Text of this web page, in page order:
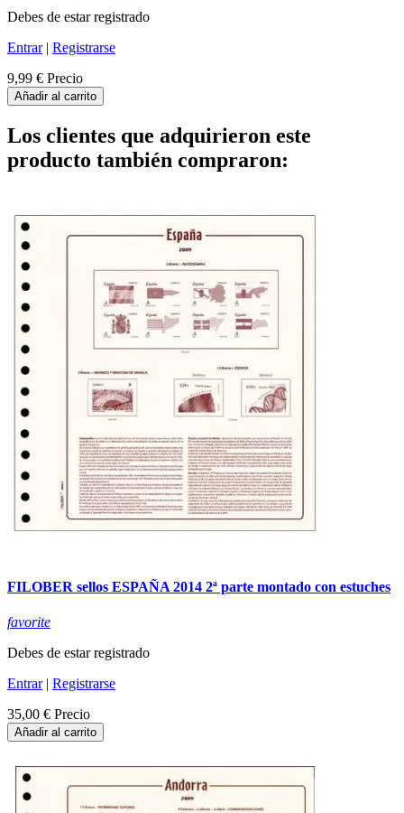
Debes de estar registrado
Entrar| Registrarse
9,99 € Precio
Añadir al carrito
Los clientes que adquirieron este
producto también compraron:
FILOBER sellos ESPAÑA 2014 2ª parte montado con estuches
favorite
Debes de estar registrado
Entrar| Registrarse
35,00 € Precio
Añadir al carrito